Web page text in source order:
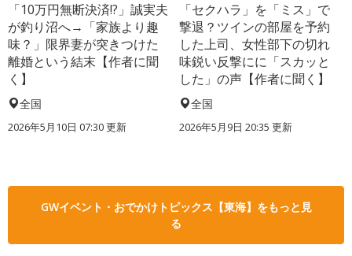
「10万円無断決済!?」誠実夫
が釣り沼へ→「家族より趣
味？」限界妻が突きつけた
離婚という結末【作者に聞
く】
全国
2026年5月10日 07:30 更新
「セクハラ」を「ミス」で
撃退？ツインの部屋を予約
した上司、女性部下の切れ
味鋭い反撃にに「スカッと
した」の声【作者に聞く】
全国
2026年5月9日 20:35 更新
GWイベント・おでかけトピックス【東海】をもっと見
る